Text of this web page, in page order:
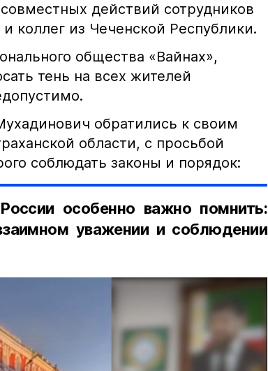
действий сотрудников
коллег из Чеченской Республики.
общества «Вайнах»,
тень на всех жителей
обратились к своим
области, с просьбой
соблюдать законы и порядок:
особенно важно помнить:
уважении и соблюдении